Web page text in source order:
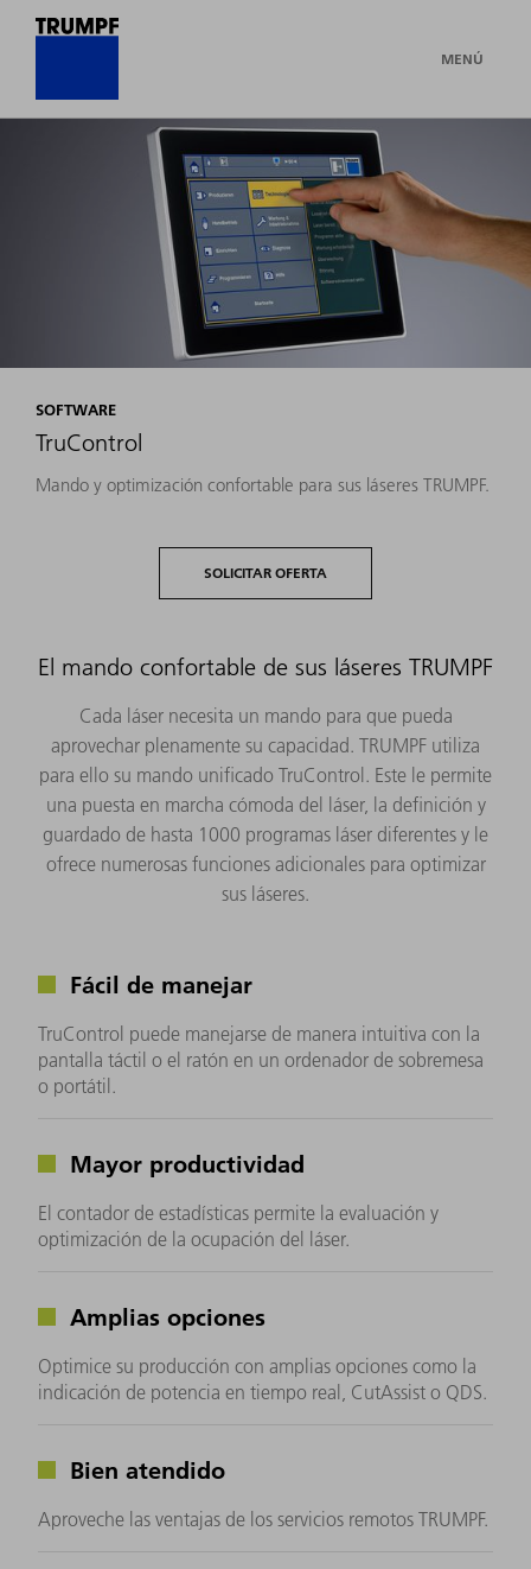
MENÚ
SOFTWARE
TruControl
Mando y optimización confortable para sus láseres TRUMPF.
SOLICITAR OFERTA
El mando confortable de sus láseres TRUMPF
Cada láser necesita un mando para que pueda
aprovechar plenamente su capacidad. TRUMPF utiliza
para ello su mando unificado TruControl. Este le permite
una puesta en marcha cómoda del láser, la definición y
guardado de hasta 1000 programas láser diferentes y le
ofrece numerosas funciones adicionales para optimizar
sus láseres.
Fácil de manejar
TruControl puede manejarse de manera intuitiva con la
pantalla táctil o el ratón en un ordenador de sobremesa
o portátil.
Mayor productividad
El contador de estadísticas permite la evaluación y
optimización de la ocupación del láser.
Amplias opciones
Optimice su producción con amplias opciones como la
indicación de potencia en tiempo real, CutAssist o QDS.
Bien atendido
Aproveche las ventajas de los servicios remotos TRUMPF.